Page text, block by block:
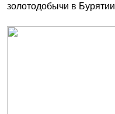
золотодобычи в Бурятии